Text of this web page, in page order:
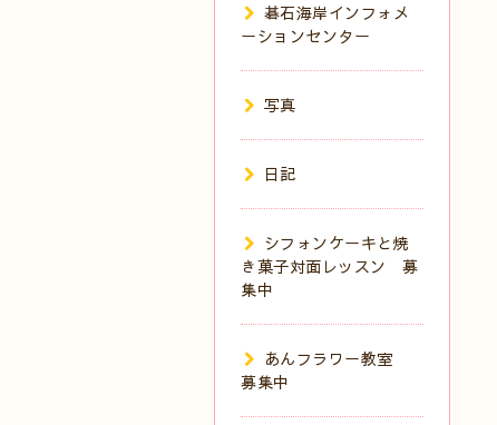
碁石海岸インフォメ
ーションセンター
写真
日記
シフォンケーキと焼
き菓子対面レッスン 募
集中
あんフラワー教室
募集中